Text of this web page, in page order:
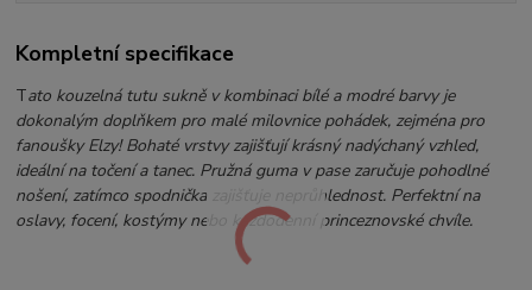
Kompletní specifikace
Tato kouzelná tutu sukně v kombinaci bílé a modré barvy je
dokonalým doplňkem pro malé milovnice pohádek, zejména pro
fanoušky Elzy! Bohaté vrstvy zajišťují krásný nadýchaný vzhled,
ideální na točení a tanec. Pružná guma v pase zaručuje pohodlné
nošení, zatímco spodnička zajišťuje neprůhlednost. Perfektní na
oslavy, focení, kostýmy nebo každodenní princeznovské chvíle.